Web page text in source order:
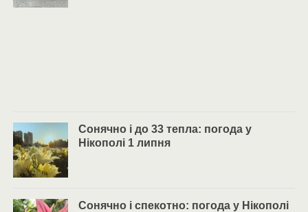
Сонячно і до 33 тепла: погода у
Нікополі 1 липня
Сонячно і спекотно: погода у Нікополі